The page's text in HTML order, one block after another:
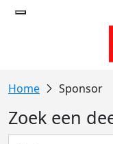
Sponsor
Zoek een